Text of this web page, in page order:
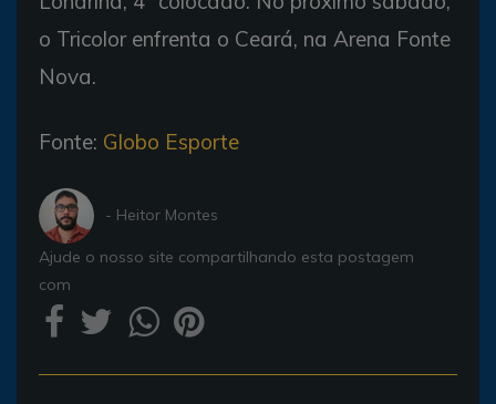
o Tricolor enfrenta o Ceará, na Arena Fonte
Nova.
Fonte: Globo Esporte
- Heitor Montes
Ajude o nosso site compartilhando esta postagem
com